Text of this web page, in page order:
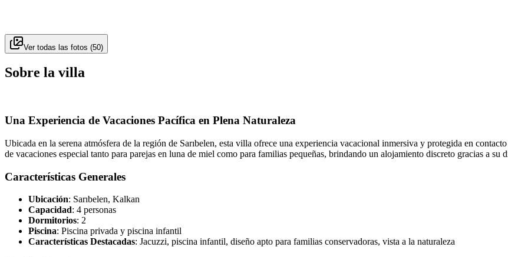
Ver todas las fotos (50)
Sobre la villa
Una Experiencia de Vacaciones Pacífica en Plena Naturaleza
Ubicada en la serena atmósfera de la región de Sarıbelen, esta villa ofrece una experiencia vacacional inmersiva y protegida en
de vacaciones especial tanto para parejas en luna de miel como para familias pequeñas, brindando un alojamiento discreto gracias a su
Características Generales
Ubicación: Sarıbelen, Kalkan
Capacidad: 4 personas
Dormitorios: 2
Piscina: Piscina privada y piscina infantil
Características Destacadas: Jacuzzi, piscina infantil, diseño apto para familias conservadoras, vista a la naturaleza